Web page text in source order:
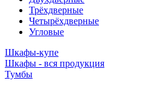
Трёхдверные
Четырёхдверные
Угловые
Шкафы-купе
Шкафы - вся продукция
Тумбы